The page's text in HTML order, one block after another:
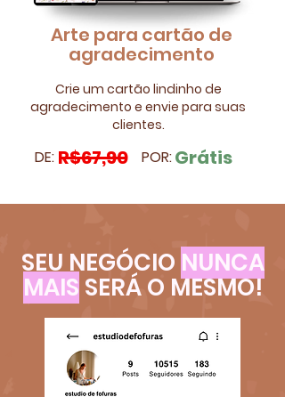
Arte para cartão de
agradecimento
Crie um cartão lindinho de
agradecimento e envie para suas
clientes.
DE: R$67,90 POR:Grátis
SEU NEGÓCIO NUNCA
MAIS SERÁ O MESMO!